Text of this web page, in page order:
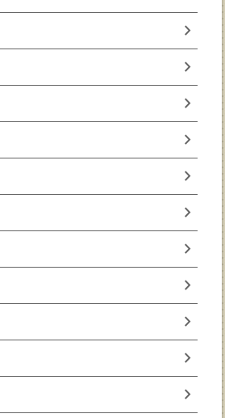
chevron_right
chevron_right
chevron_right
chevron_right
chevron_right
chevron_right
chevron_right
chevron_right
chevron_right
chevron_right
chevron_right